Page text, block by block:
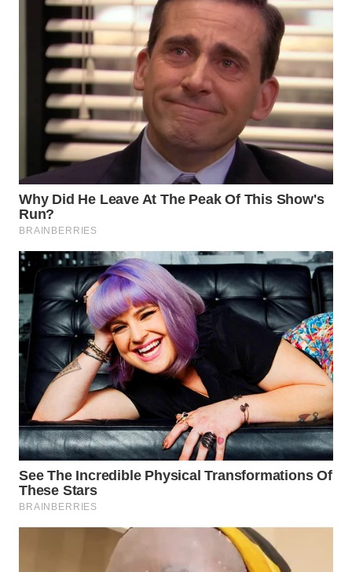
TEBING
TINGGI
WN
PAKPAK
WN
KARAWANG
BEKASI
WN
BOGOR
WN
DEPOK
WN
TAPANULI
UTARA
WN
SAMOSIR
WN
PADANG
LAWAS